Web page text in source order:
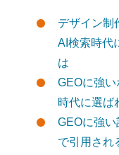
デザイン制
AI検索時代
は
GEOに強
時代に選ば
GEOに強
で引用され